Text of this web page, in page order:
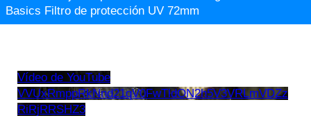
Basics Filtro de protección UV 72mm
Vídeo de YouTube
VVUxRmppRkNnd21qV0FwTldON2h5V3VRLmVDZz
RiRjRRSHZ3